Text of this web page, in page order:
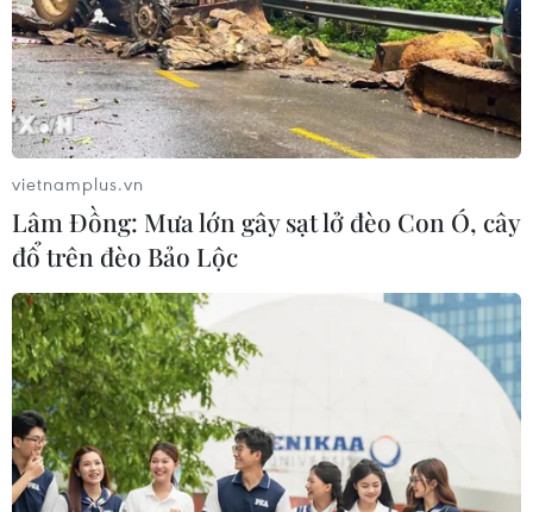
vietnamplus.vn
Lâm Đồng: Mưa lớn gây sạt lở đèo Con Ó, cây
đổ trên đèo Bảo Lộc